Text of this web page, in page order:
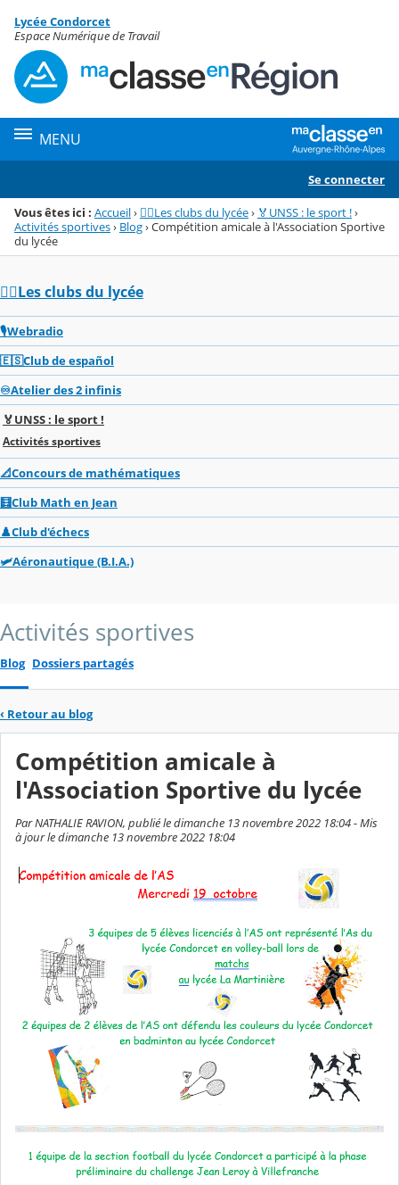
Menu de la rubrique
Contenu
Lycée Condorcet
Espace Numérique de Travail
MENU
Se connecter
Vous êtes ici : Accueil› 🏌️‍♂️Les clubs du lycée› 🏅UNSS : le sport !›
Activités sportives› Blog›Compétition amicale à l'Association Sportive
du lycée
🏌️‍♂️Les clubs du lycée
🎙️Webradio
🇪🇸Club de español
♾️Atelier des 2 infinis
🏅UNSS : le sport !
Activités sportives
📐Concours de mathématiques
🧮Club Math en Jean
♟️Club d'échecs
🛩️Aéronautique (B.I.A.)
Activités sportives
Blog Dossiers partagés
‹ Retour au blog
Compétition amicale à
l'Association Sportive du lycée
Par NATHALIE RAVION, publié le dimanche 13 novembre 2022 18:04 - Mis
à jour le dimanche 13 novembre 2022 18:04